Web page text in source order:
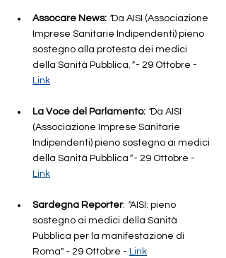
Assocare News: "Da AISI (Associazione
Imprese Sanitarie Indipendenti) pieno
sostegno alla protesta dei medici
della Sanità Pubblica. " - 29 Ottobre -
Link
La Voce del Parlamento: "Da AISI
(Associazione Imprese Sanitarie
Indipendenti) pieno sostegno ai medici
della Sanità Pubblica " - 29 Ottobre -
Lin k
Sardegna Reporter: "AISI: pieno
sostegno ai medici della Sanità
Pubblica per la manifestazione di
Roma" - 29 Ottobre - Link